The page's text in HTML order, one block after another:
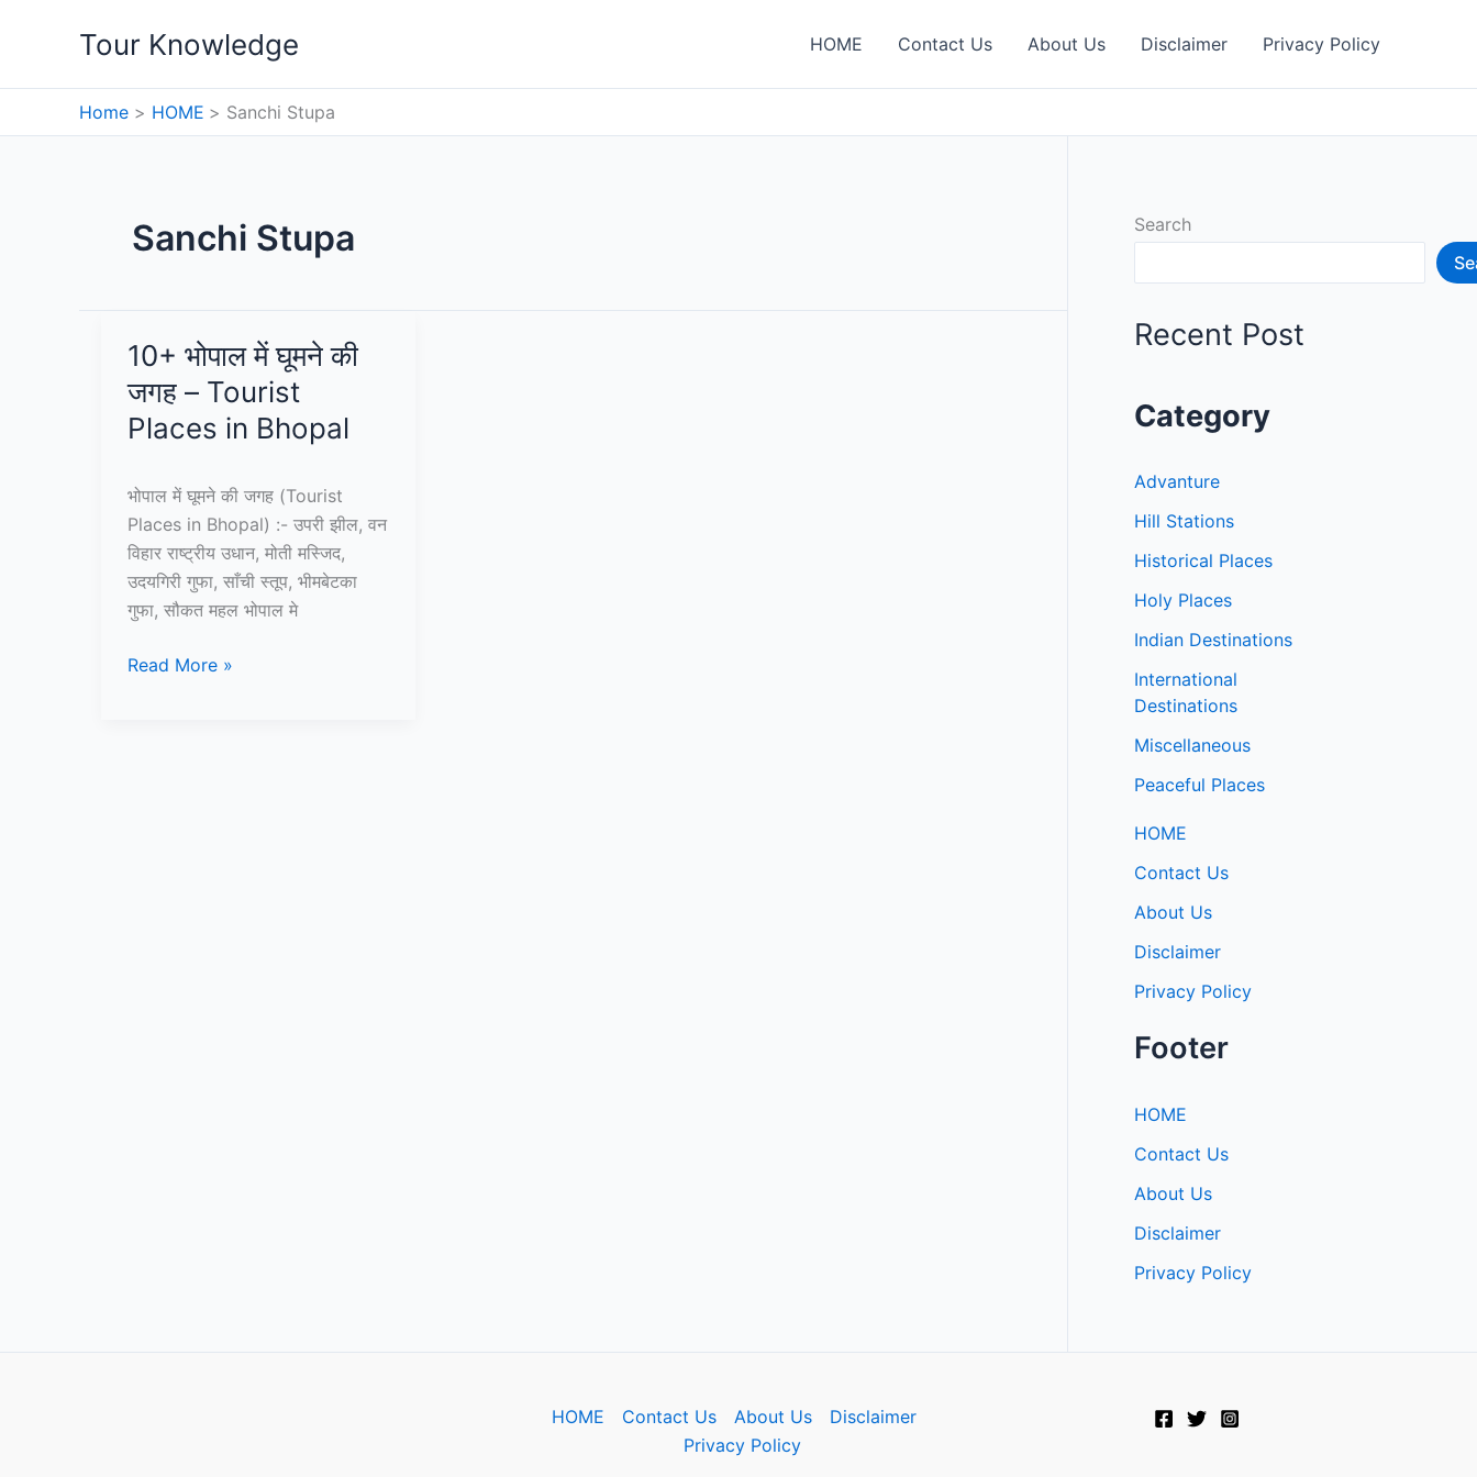
Tour Knowledge HOME Contact Us About Us Disclaimer Privacy Policy
Home HOME Sanchi Stupa
Sanchi Stupa
10+ भोपाल में घूमने की
जगह – Tourist
Places in Bhopal
भोपाल में घूमने की जगह (Tourist
Places in Bhopal) :- उपरी झील, वन
विहार राष्ट्रीय उधान, मोती मस्जिद,
उदयगिरी गुफा, साँची स्तूप, भीमबेटका
गुफा, सौकत महल भोपाल मे
10+
Read More »
Search
Recent Post
Category
Advanture
Hill Stations
Historical Places
Holy Places
Indian Destinations
International
Destinations
Miscellaneous
Peaceful Places
HOME
Contact Us
About Us
Disclaimer
Privacy Policy
Footer
HOME
Contact Us
About Us
Disclaimer
Privacy Policy
HOME Contact Us About Us
Disclaimer
Privacy Policy